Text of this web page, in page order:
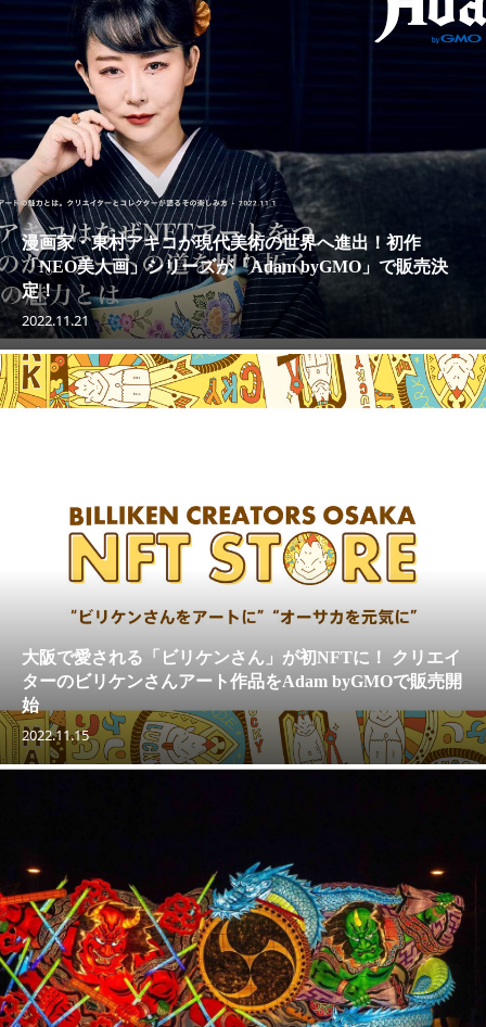
漫画家・東村アキコが現代美術の世界へ進出！初作
「NEO美人画」シリーズが「Adam byGMO」で販売決
定！
2022.11.21
大阪で愛される「ビリケンさん」が初NFTに！ クリエイ
ターのビリケンさんアート作品をAdam byGMOで販売開
始
2022.11.15